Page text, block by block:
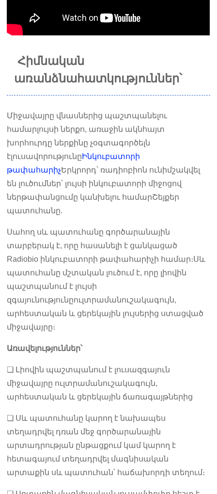
Հիմնական
առանձնահատկություններ՝
Միջավայրը վնասներից պաշտպանելու
համարլույսի ներքո, առաջին ակնհայտ
խորհուրդը ներքինը չօգտագործելն
էլուսավորությունըԻնկուբատորի
թափահարիչԵրկրորդ՝ ռադիոբիոն ունիմշակվել
են լուծումներ՝ լույսի ինկուբատորի միջոցով
ներթափանցումը կանխելու համարՇեյքեր
պատուհանը.
Սահող սև պատուհանը գործարանային
տարբերակ է, որը հասանելի է ցանկացած
Radiobio ինկուբատորի թափահարիչի համար։Սև
պատուհանը մշտական ​​լուծում է, որը լիովին
պաշտպանում է լույսի
զգայունությունըուլտրամանուշակագույն,
արհեստական ​​և ցերեկային լույսերից ստացված
միջավայրը։
Առավելություններ՝
❏ Լիովին պաշտպանում է լուսազգայուն
միջավայրը ուլտրամանուշակագույն,
արհեստական ​​և ցերեկային ճառագայթներից
❏ Սև պատուհանը կարող է նախապես
տեղադրվել դռան մեջ գործարանային
արտադրության ընթացքում կամ կարող է
հետագայում տեղադրվել մագնիսական
արտաքին սև պատուհան՝ հաճախորդի տեղում։